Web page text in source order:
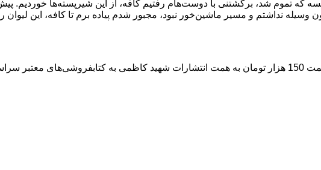
تموم شد، برگشتنی با دوست‌هام رفتیم کافه، از این شیرپسته‌ها خوردیم. پیش
نداشتم و مسیر ماشین‌خور نبود، مجبور شدم پیاده برم تا کافه، این لیوان